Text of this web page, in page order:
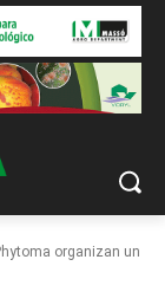
organizan un